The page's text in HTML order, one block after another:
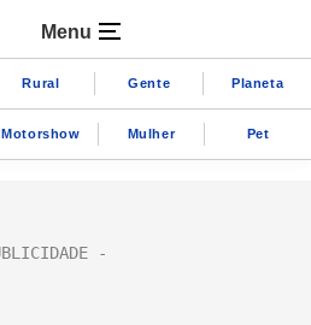
Menu
Rural Gente Planeta
Motorshow Mulher Pet